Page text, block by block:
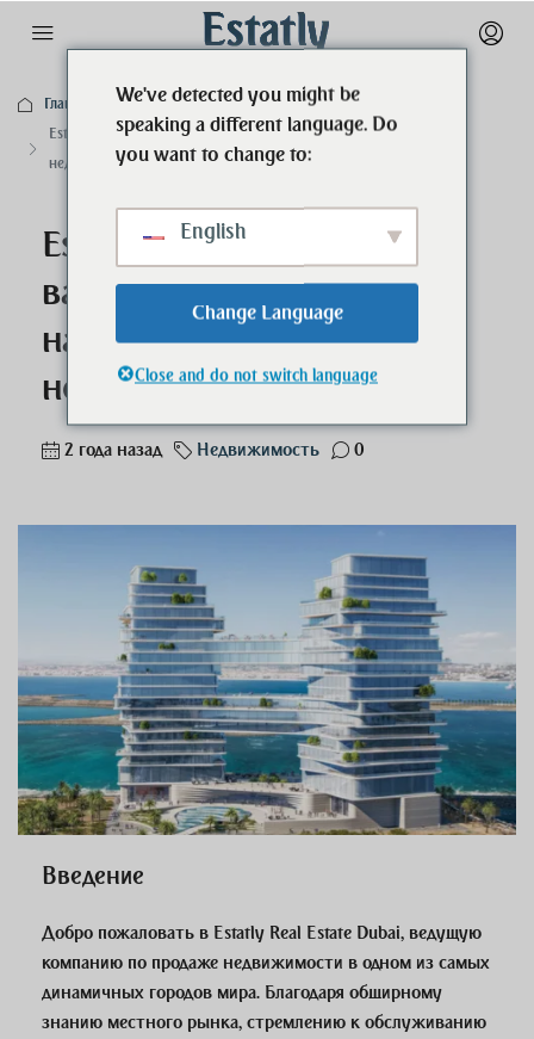
Главная
Недвижимость
Estatly Real Estate Dubai: ваш первый порт назначения для
недвижимости в Дубае
Estatly Real Estate Dubai:
ваш первый порт
назначения для
недвижимости в Дубае
2 года назад Недвижимость 0
Введение
Добро пожаловать в Estatly Real Estate Dubai, ведущую
компанию по продаже недвижимости в одном из самых
динамичных городов мира. Благодаря обширному
знанию местного рынка, стремлению к обслуживанию
We've detected you might be
speaking a different language. Do
you want to change to:
English
Change Language
Close and do not switch language